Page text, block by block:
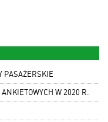
PASAŻERSKIE
W 2020 R.